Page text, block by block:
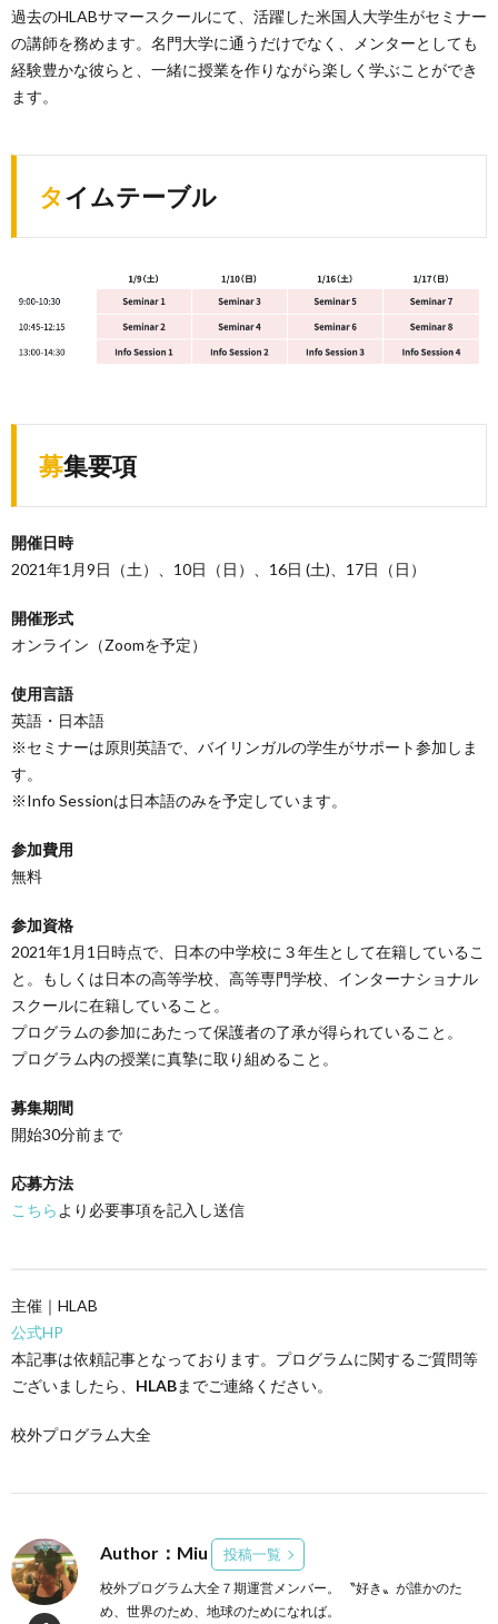
過去のHLABサマースクールにて、活躍した米国人大学生がセミナー
の講師を務めます。名門大学に通うだけでなく、メンターとしても
経験豊かな彼らと、一緒に授業を作りながら楽しく学ぶことができ
ます。
タイムテーブル
募集要項
開催日時
2021年1月9日（土）、10日（日）、16日 (土)、17日（日）
開催形式
オンライン（Zoomを予定）
使用言語
英語・日本語
※セミナーは原則英語で、バイリンガルの学生がサポート参加しま
す。
※Info Sessionは日本語のみを予定しています。
参加費用
無料
参加資格
2021年1月1日時点で、日本の中学校に３年生として在籍しているこ
と。もしくは日本の高等学校、高等専門学校、インターナショナル
スクールに在籍していること。
プログラムの参加にあたって保護者の了承が得られていること。
プログラム内の授業に真摯に取り組めること。
募集期間
開始30分前まで
応募方法
こちら より必要事項を記入し送信
主催｜HLAB
公式HP
本記事は依頼記事となっております。プログラムに関するご質問等
ございましたら、 HLABまでご連絡ください。
校外プログラム大全
Author：Miu 投稿一覧
校外プログラム大全７期運営メンバー。 〝好き〟が誰かのた
め、世界のため、地球のためになれば。